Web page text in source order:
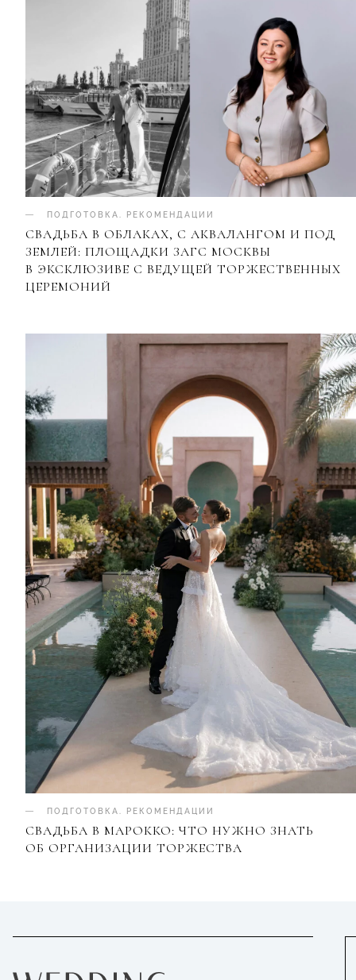
ПОДГОТОВКА РЕКОМЕНДАЦИИ
СВАДЬБА В ОБЛАКАХ, С АКВАЛАНГОМ И ПОД
ЗЕМЛЕЙ: ПЛОЩАДКИ ЗАГС МОСКВЫ
В ЭКСКЛЮЗИВЕ С ВЕДУЩЕЙ ТОРЖЕСТВЕННЫХ
ЦЕРЕМОНИЙ
ПОДГОТОВКА РЕКОМЕНДАЦИИ
СВАДЬБА В МАРОККО: ЧТО НУЖНО ЗНАТЬ
ОБ ОРГАНИЗАЦИИ ТОРЖЕСТВА